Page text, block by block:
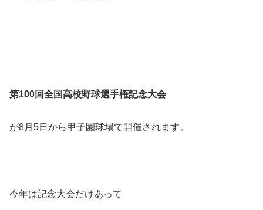
第100回全国高校野球選手権記念大会
が8月5日から甲子園球場で開催されます。
今年は記念大会だけあって